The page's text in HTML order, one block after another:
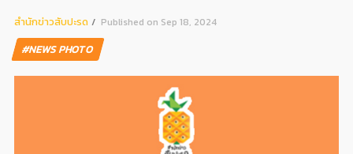
สํานักข่าวสับปะรด Published on Sep 18, 2024
#NEWS PHOTO